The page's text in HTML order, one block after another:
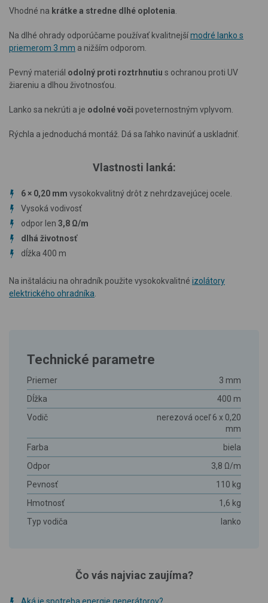
Vhodné na krátke a stredne dlhé oplotenia
Na dlhé ohrady odporúčame používať kvalitnejšímodré lanko s
priemerom 3 mm a nižším odporom.
Pevný materiál odolný proti roztrhnutiu s ochranou proti UV
žiareniu a dlhou životnosťou.
Lanko sa nekrúti a je odolné voči poveternostným vplyvom.
Rýchla a jednoduchá montáž. Dá sa ľahko navinúť a uskladniť.
Vlastnosti lanká:
6 × 0,20 mm vysokokvalitný drôt z nehrdzavejúcej ocele.
Vysoká vodivosť
odpor len 3,8 Ω/m
dlhá životnosť
dĺžka 400 m
Na inštaláciu na ohradník použite vysokokvalitné izolátory
elektrického ohradníka
Technické parametre
Priemer
3 mm
Dĺžka
400 m
Vodič
nerezová oceľ 6 x 0,20
mm
Farba
biela
Odpor
3,8 Ω/m
Pevnosť
110 kg
Hmotnosť
1,6 kg
Typ vodiča
lanko
Čo vás najviac zaujíma?